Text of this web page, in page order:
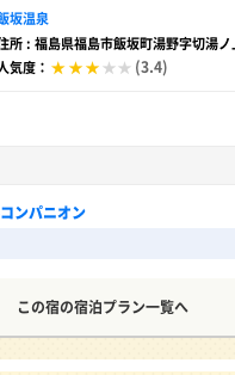
坂温泉
所 : 福島県福島市飯坂町湯野字切湯ノ
気度：
(3.4)
ンパニオン
この宿の宿泊プラン一覧へ